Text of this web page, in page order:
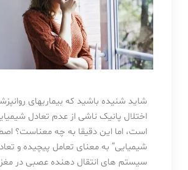
شاید شنیده باشید که بیماریهای
اختلال پانیک ناشی از عدم تعادل
است، اما این دقیقا به چه معناست؟
شیمیایی” به معنای تعامل پیچیده و
سیستم های انتقال دهنده عصبی در